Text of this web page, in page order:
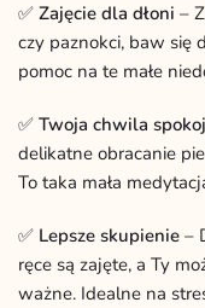
✅Zajęcie dla dłoni –
czy paznokci, baw się
pomoc na te małe
✅Twoja chwila
delikatne obracanie
To taka mała
✅ Lepsze skupienie –
ręce są zajęte, a Ty
ważne. Idealne na